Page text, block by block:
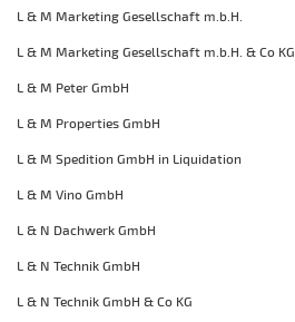
L & M Marketing Gesellschaft m.b.H.
L & M Marketing Gesellschaft m.b.H. & Co KG
L & M Peter GmbH
L & M Properties GmbH
L & M Spedition GmbH in Liquidation
L & M Vino GmbH
L & N Dachwerk GmbH
L & N Technik GmbH
L & N Technik GmbH & Co KG